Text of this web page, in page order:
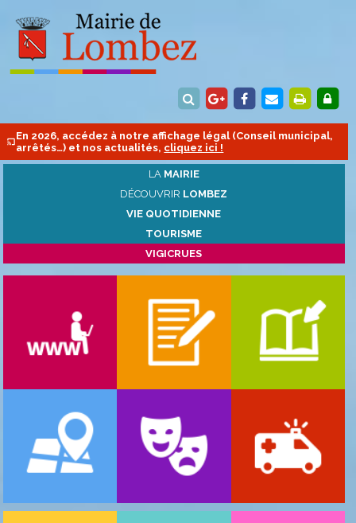
En 2026, accédez à notre affichage légal (Conseil municipal,
arrêtés…) et nos actualités, cliquez ici !
LA MAIRIE
DÉCOUVRIR LOMBEZ
VIE QUOTIDIENNE
TOURISME
VIGICRUES